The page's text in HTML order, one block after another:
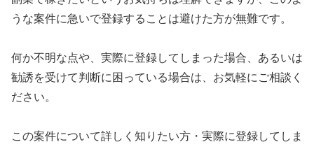
うな案件に急いで登録することは避けた方が無難です。
何か不明な点や、実際に登録してしまった場合、あるいは
勧誘を受けて判断に困っている場合は、お気軽にご相談く
ださい。
この案件について詳しく知りたい方・実際に登録してしま